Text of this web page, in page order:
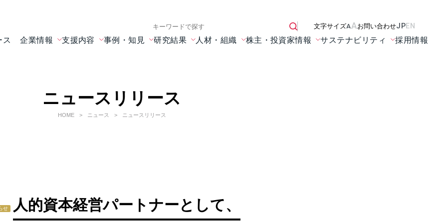
検索キーワード入力 文字サイズAAお問い合わせJPEN
ス 企業情報 支援内容 事例・知見 研究結果 人材・組織 株主・投資家情報 サステナビリティ 採用情報
ニュースリリース
HOME ニュース ニュースリリース
せ
人的資本経営パートナーとして、